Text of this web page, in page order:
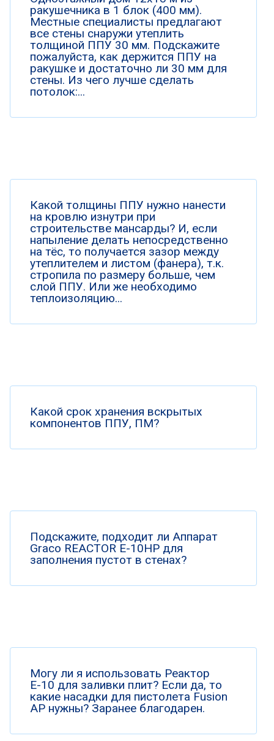
ракушечника в 1 блок (400 мм).
Местные специалисты предлагают
все стены снаружи утеплить
толщиной ППУ 30 мм. Подскажите
пожалуйста, как держится ППУ на
ракушке и достаточно ли 30 мм для
стены. Из чего лучше сделать
потолок:...
Какой толщины ППУ нужно нанести
на кровлю изнутри при
строительстве мансарды? И, если
напыление делать непосредственно
на тёс, то получается зазор между
утеплителем и листом (фанера), т.к.
стропила по размеру больше, чем
слой ППУ. Или же необходимо
теплоизоляцию...
Какой срок хранения вскрытых
компонентов ППУ, ПМ?
Подскажите, подходит ли Аппарат
Graco REACTOR E-10HP для
заполнения пустот в стенах?
Могу ли я использовать Реактор
Е-10 для заливки плит? Если да, то
какие насадки для пистолета Fusion
AP нужны? Заранее благодарен.